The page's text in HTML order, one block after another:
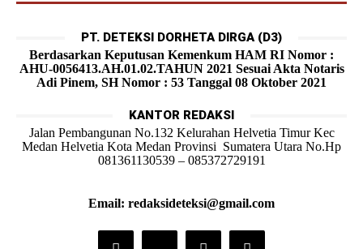
PT. DETEKSI DORHETA DIRGA (D3)
Berdasarkan Keputusan Kemenkum HAM RI Nomor :
AHU-0056413.AH.01.02.TAHUN 2021 Sesuai Akta Notaris
Adi Pinem, SH Nomor : 53 Tanggal 08 Oktober 2021
KANTOR REDAKSI
Jalan Pembangunan No.132 Kelurahan Helvetia Timur Kec
Medan Helvetia Kota Medan Provinsi Sumatera Utara No.Hp
081361130539 – 085372729191
Email: redaksideteksi@gmail.com